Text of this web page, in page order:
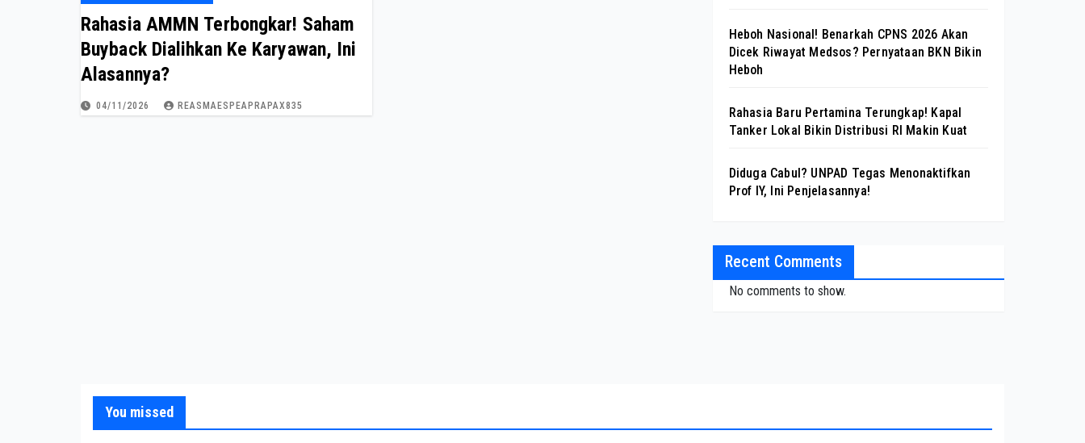
Rahasia AMMN Terbongkar! Saham
Buyback Dialihkan Ke Karyawan, Ini
Alasannya?
04/11/2026 REASMAESPEAPRAPAX835
Heboh Nasional! Benarkah CPNS 2026 Akan
Dicek Riwayat Medsos? Pernyataan BKN Bikin
Heboh
Rahasia Baru Pertamina Terungkap! Kapal
Tanker Lokal Bikin Distribusi RI Makin Kuat
Diduga Cabul? UNPAD Tegas Menonaktifkan
Prof IY, Ini Penjelasannya!
Recent Comments
No comments to show.
You missed